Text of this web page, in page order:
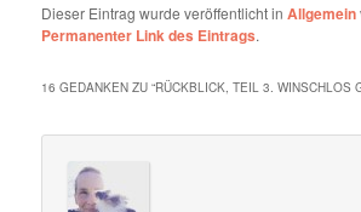
Dieser Eintrag wurde veröffentlicht inAllgemein
Permanenter Link des Eintrags.
16 GEDANKEN ZU “RÜCKBLICK, TEIL 3. WINSCHLOS